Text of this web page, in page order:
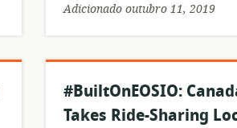
Adicionado outubro 11, 2019
#BuiltOnEOSIO:
Takes Ride-Sharing